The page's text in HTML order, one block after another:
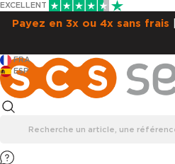
EXCELLENT
Payez en 3x ou 4x sans frais
FRA
ESP